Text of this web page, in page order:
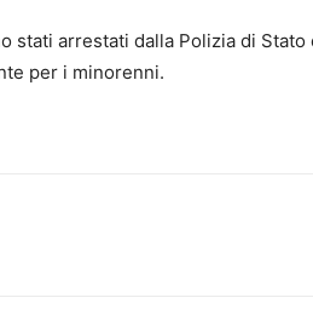
stati arrestati dalla Polizia di Stato
per i minorenni.